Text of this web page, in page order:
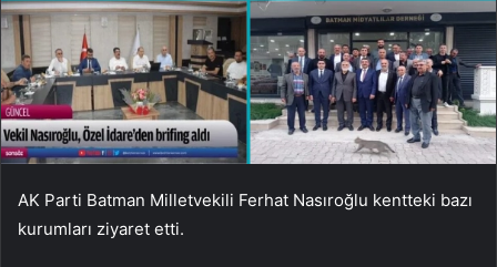
AK Parti Batman Milletvekili Ferhat Nasıroğlu kentteki bazı
kurumları ziyaret etti.